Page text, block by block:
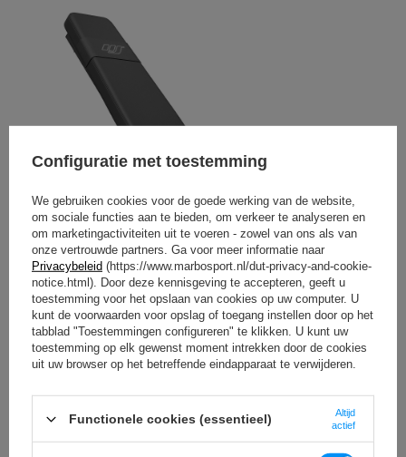
Configuratie met toestemming
We gebruiken cookies voor de goede werking van de website,
om sociale functies aan te bieden, om verkeer te analyseren en
om marketingactiviteiten uit te voeren - zowel van ons als van
onze vertrouwde partners. Ga voor meer informatie naar
Privacybeleid (https://www.marbosport.nl/dut-privacy-and-cookie-
notice.html). Door deze kennisgeving te accepteren, geeft u
toestemming voor het opslaan van cookies op uw computer. U
kunt de voorwaarden voor opslag of toegang instellen door op het
tabblad "Toestemmingen configureren" te klikken. U kunt uw
toestemming op elk gewenst moment intrekken door de cookies
uit uw browser op het betreffende eindapparaat te verwijderen.
Functionele cookies (essentieel)
Altijd
actief